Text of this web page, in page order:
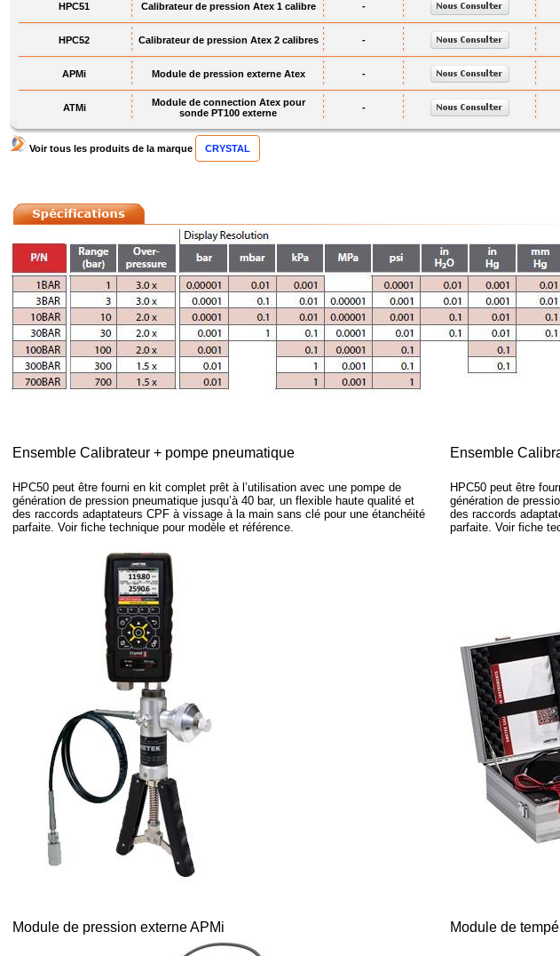
HPC51 Calibrateur de pression Atex 1 calibre -
HPC52 Calibrateur de pression Atex 2 calibres -
APMi Module de pression externe Atex -
ATMi
Module de connection Atex pour
sonde PT100 externe
-
Voir tous les produits de la marque CRYSTAL
Ensemble Calibrateur + pompe pneumatique Ensemble
HPC50 peut être fourni en kit complet prêt à l’utilisation avec une pompe de
génération de pression pneumatique jusqu’à 40 bar, un flexible haute qualité et
des raccords adaptateurs CPF à vissage à la main sans clé pour une étanchéité
parfaite. Voir fiche technique pour modèle et référence.
HPC50 peut être
génération de
des raccords
parfaite. Voir fiche
Module de pression externe APMi Module de